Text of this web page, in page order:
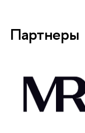
Партнеры